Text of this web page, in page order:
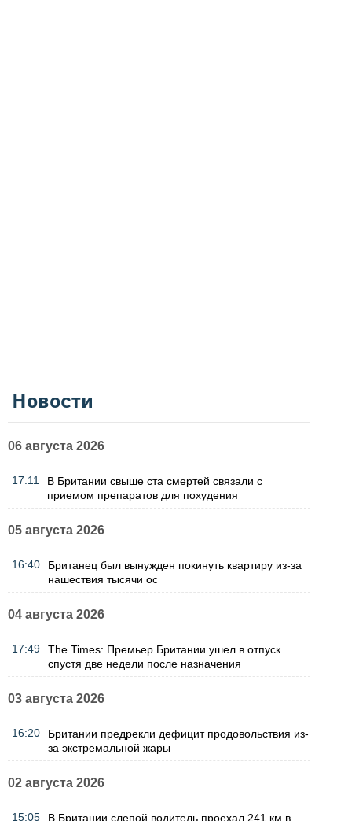
Новости
06 августа 2026
17:11
В Британии свыше ста смертей связали с
приемом препаратов для похудения
05 августа 2026
16:40
Британец был вынужден покинуть квартиру из-за
нашествия тысячи ос
04 августа 2026
17:49
The Times: Премьер Британии ушел в отпуск
спустя две недели после назначения
03 августа 2026
16:20
Британии предрекли дефицит продовольствия из-
за экстремальной жары
02 августа 2026
15:05
В Британии слепой водитель проехал 241 км в